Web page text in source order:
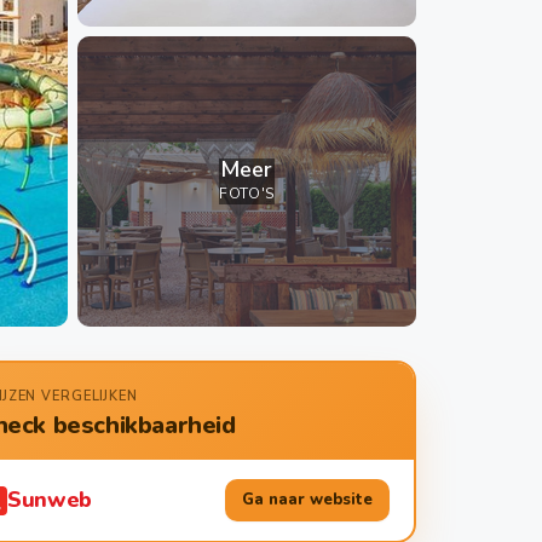
Meer
FOTO'S
VERGELIJKEN
beschikbaarheid
Sunweb Ga naar website